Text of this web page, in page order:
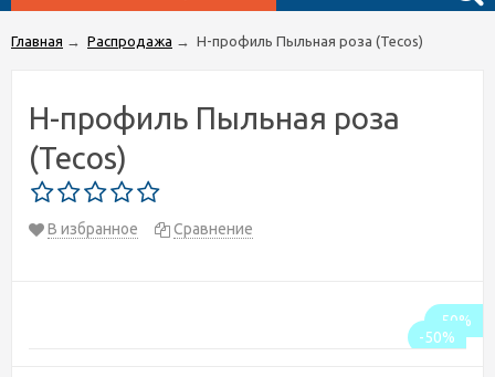
Главная → Распродажа → Н-профиль Пыльная роза (Tecos)
Н-профиль Пыльная роза
(Tecos)
В избранное Сравнение
-50%
-50%